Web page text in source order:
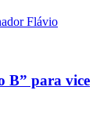
B” para vice